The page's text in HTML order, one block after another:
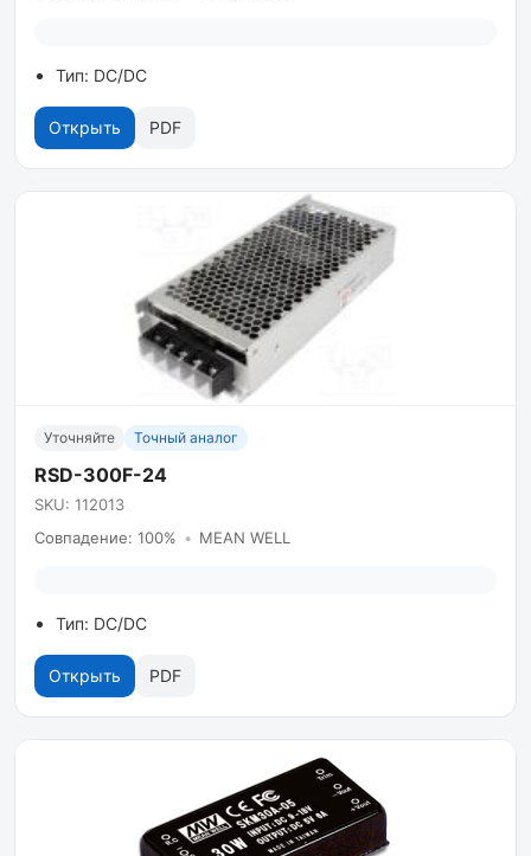
Тип: DC/DC
Открыть PDF
Уточняйте Точный аналог
RSD-300F-24
SKU: 112013
Совпадение: 100% • MEAN WELL
Тип: DC/DC
Открыть PDF